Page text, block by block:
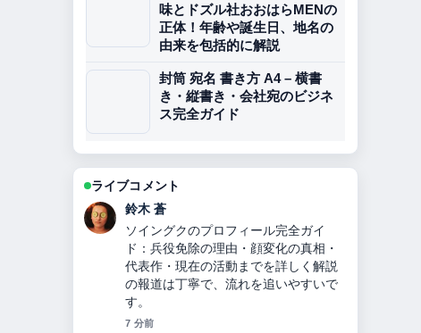
味とドズル社おおはらMENの
正体！年齢や誕生日、地名の
由来を包括的に解説
封筒 宛名 書き方 A4 – 横書
き・縦書き・会社宛のビジネ
ス完全ガイド
ライブコメント
渡辺 結衣
【2026年衆院選出馬】鎌田さゆりのす
べて：経歴・家族・公民権停止の真
相・選挙結果・現在の活動まで完全解
説 周辺の検証がしっかりしていて安心
感があります。
9 分前